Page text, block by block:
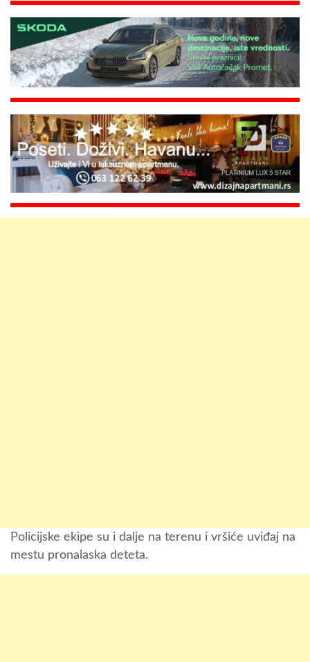
Policijske ekipe su i dalje na terenu i vršiće uviđaj na
mestu pronalaska deteta.